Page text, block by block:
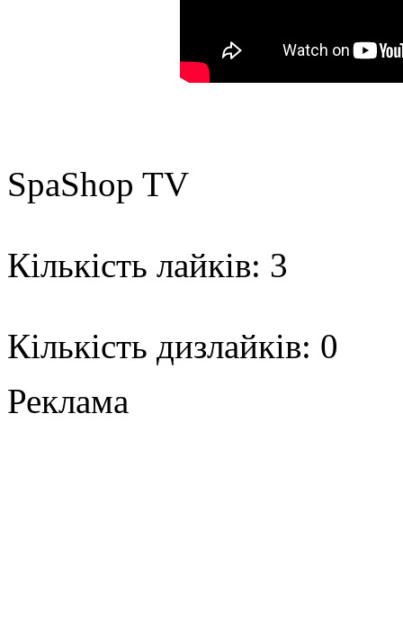
SpaShop TV
Кількість лайків: 3
Кількість дизлайків: 0
Реклама